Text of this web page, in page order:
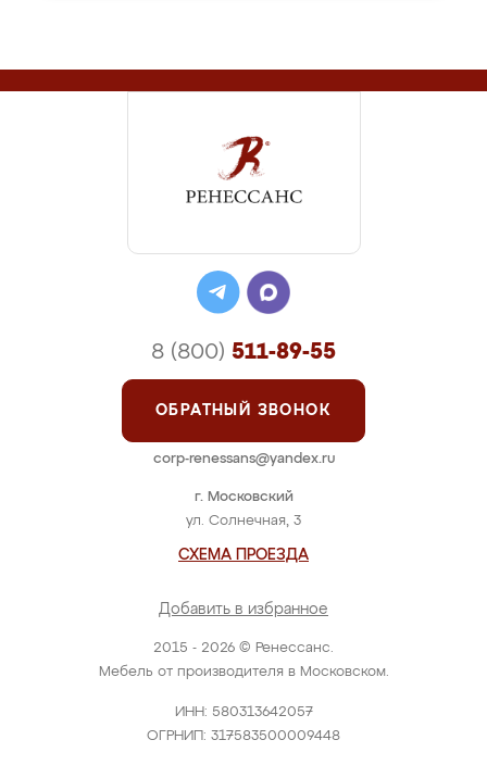
2015 - 2026 © Ренессанс.
Мебель от производителя в Московском.
ИНН: 580313642057
ОГРНИП: 317583500009448
г. Московский
ул. Солнечная, 3
СХЕМА ПРОЕЗДА
Добавить в избранное
8 (800) 511-89-55
ОБРАТНЫЙ ЗВОНОК
corp-renessans@yandex.ru